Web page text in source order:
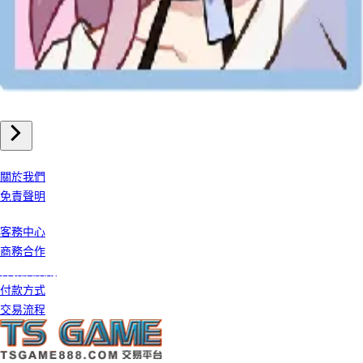
手機遊戲
崩壞星穹鐵道 儲值
關於我們
免責聲明
客務中心
商務合作
付款方式
交易流程